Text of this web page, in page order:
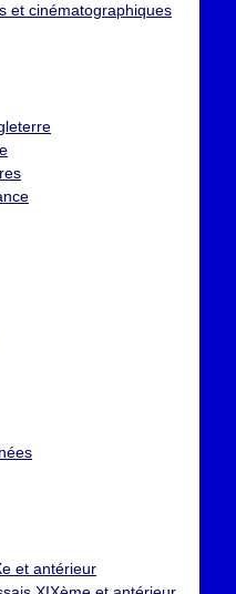
et cinématographiques
et antérieur